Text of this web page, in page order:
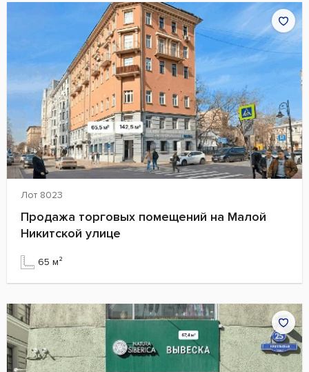
Лот 8023
Продажа торговых помещений на Малой
Никитской улице
65 м²